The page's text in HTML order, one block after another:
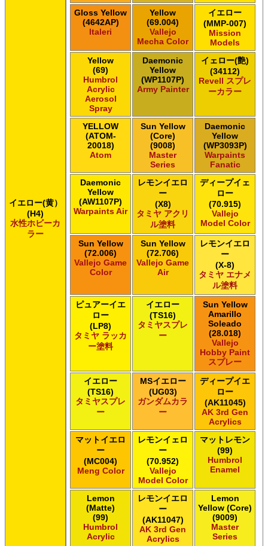
イエロー(黄）
(H4)
水性ホビーカ
ラー
Gloss Yellow
(4642AP)
Italeri
Yellow
(69.004)
Vallejo
Mecha Color
イエロー
(MMP-007)
Mission
Models
Yellow
(69)
Humbrol
Acrylic
Aerosol
Spray
Daemonic
Yellow
(WP1107P)
Army Painter
イェロー(艶)
(34112)
Revell スプレ
ーカラー
YELLOW
(ATOM-
20018)
Atom
Sun Yellow
(Core)
(9008)
Master
Series
Daemonic
Yellow
(WP3093P)
Warpaints
Fanatic
Daemonic
Yellow
(AW1107P)
Warpaints Air
レモンイエロ
ー
(X8)
タミヤ アクリ
ル塗料
ディープイェ
ロー
(70.915)
Vallejo
Model Color
Sun Yellow
(72.006)
Vallejo Game
Color
Sun Yellow
(72.706)
Vallejo Game
Air
レモンイエロ
ー
(X-8)
タミヤ エナメ
ル塗料
ピュアーイエ
ロー
(LP8)
タミヤ ラッカ
ー塗料
イエロー
(TS16)
タミヤスプレ
ー
Sun Yellow
Amarillo
Soleado
(28.018)
Vallejo
Hobby Paint
スプレー
イエロー
(TS16)
タミヤスプレ
ー
MSイエロー
(UG03)
ガンダムカラ
ー
ディープイエ
ロー
(AK11045)
AK 3rd Gen
Acrylics
マットイエロ
ー
(MC004)
Meng Color
レモンイェロ
ー
(70.952)
Vallejo
Model Color
マットレモン
(99)
Humbrol
Enamel
Lemon
(Matte)
(99)
Humbrol
Acrylic
レモンイエロ
ー
(AK11047)
AK 3rd Gen
Acrylics
Lemon
Yellow (Core)
(9009)
Master
Series